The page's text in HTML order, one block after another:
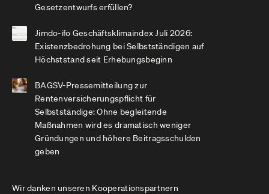
Gesetzentwurfs erfüllen?
Jimdo-ifo Geschäftsklimaindex Juli 2026:
Existenzbedrohung bei Selbstständigen auf
Höchststand seit Erhebungsbeginn
BAGSV-Pressemitteilung zur
Rentenversicherungspflicht für
Selbstständige: Ohne begleitende
Maßnahmen wird es dramatisch weniger
Gründungen und höhere Beitragsschulden
geben
Wir danken unseren Kooperationspartnern